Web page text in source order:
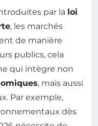
par la loi
, les marchés
de manière
publics, cela
qui intègre non
, mais aussi
Par exemple,
dès